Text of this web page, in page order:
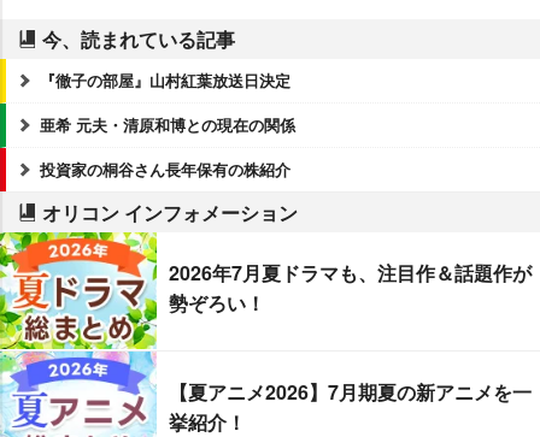
今、読まれている記事
『徹子の部屋』山村紅葉放送日決定
亜希 元夫・清原和博との現在の関係
投資家の桐谷さん長年保有の株紹介
オリコン インフォメーション
2026年7月夏ドラマも、注目作＆話題作が
勢ぞろい！
【夏アニメ2026】7月期夏の新アニメを一
挙紹介！